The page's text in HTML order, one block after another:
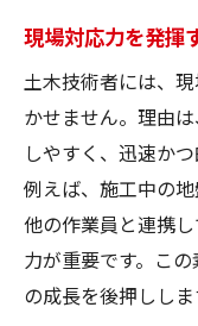
現場対応力を発揮
土木技術者には、
かせません。理由
しやすく、迅速か
例えば、施工中の
他の作業員と連携
力が重要です。こ
の成長を後押ししま